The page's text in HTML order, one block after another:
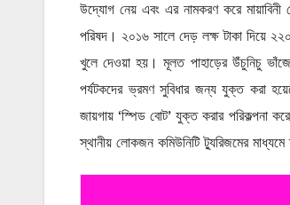
উদ্যোগ নেয় এবং এর নামকরণ করে মায়াবিনী
পরিষদ। ২০১৬ সালে দেড় লক্ষ টাকা দিয়ে
খুলে দেওয়া হয়। মূলত পাহাড়ের উঁচুনিচু ভাঁজে
পর্যটকদের ভ্রমণ সুবিধার জন্য যুক্ত করা
জায়গায় ‘স্পিড বোট’ যুক্ত করার পরিকল্পনা
স্থানীয় লোকজন কমিউনিটি ট্যুরিজমের মাধ্যমে